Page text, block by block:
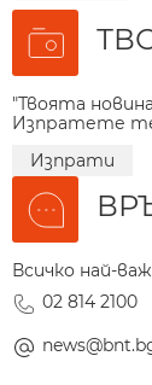
"Твоята
Изпратете
Изпрати
Всичко най-
02 814 2100